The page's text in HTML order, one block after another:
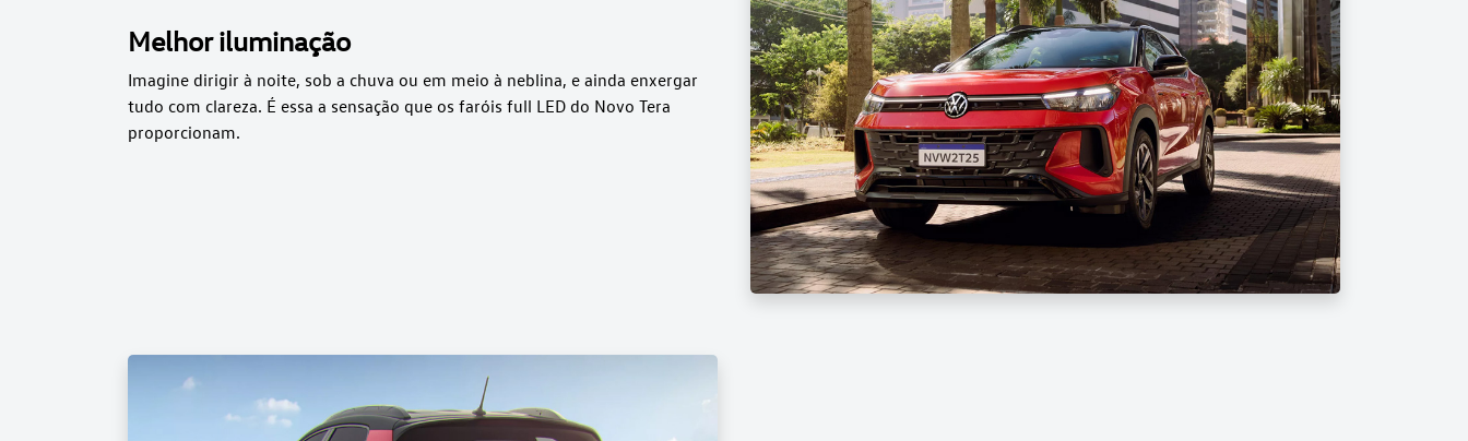
Melhor iluminação
Imagine dirigir à noite, sob a chuva ou em meio à neblina, e ainda enxergar
tudo com clareza. É essa a sensação que os faróis full LED do Novo Tera
proporcionam.